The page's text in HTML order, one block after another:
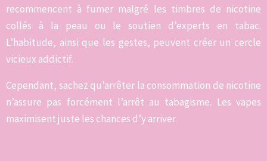
recommencent à fumer malgré les timbres de nicotine
collés à la peau ou le soutien d’experts en tabac.
L’habitude, ainsi que les gestes, peuvent créer un cercle
vicieux addictif.
Cependant, sachez qu’arrêter la consommation de nicotine
n’assure pas forcément l’arrêt au tabagisme. Les vapes
maximisent juste les chances d’y arriver.